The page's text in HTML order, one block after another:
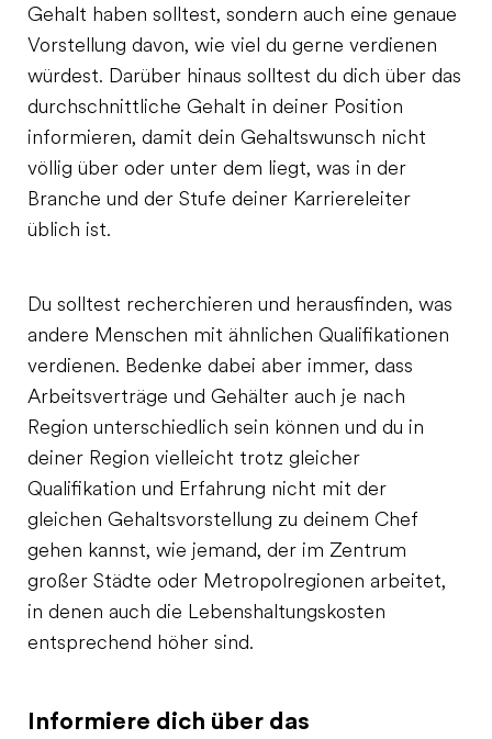
Gehalt haben solltest, sondern auch eine genaue
Vorstellung davon, wie viel du gerne verdienen
würdest. Darüber hinaus solltest du dich über das
durchschnittliche Gehalt in deiner Position
informieren, damit dein Gehaltswunsch nicht
völlig über oder unter dem liegt, was in der
Branche und der Stufe deiner Karriereleiter
üblich ist.
Du solltest recherchieren und herausfinden, was
andere Menschen mit ähnlichen Qualifikationen
verdienen. Bedenke dabei aber immer, dass
Arbeitsverträge und Gehälter auch je nach
Region unterschiedlich sein können und du in
deiner Region vielleicht trotz gleicher
Qualifikation und Erfahrung nicht mit der
gleichen Gehaltsvorstellung zu deinem Chef
gehen kannst, wie jemand, der im Zentrum
großer Städte oder Metropolregionen arbeitet,
in denen auch die Lebenshaltungskosten
entsprechend höher sind.
Informiere dich über das